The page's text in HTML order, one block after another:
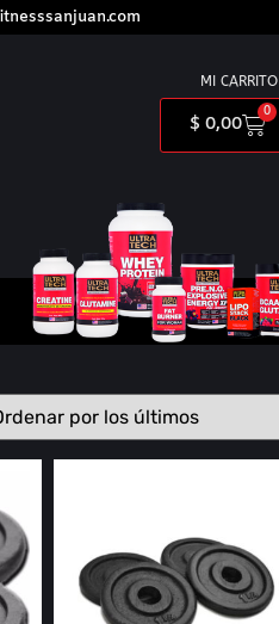
MI CARRITO
$ 0,00
0